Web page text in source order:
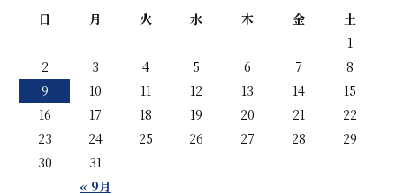
日
月 火 水 木 金 土
« 9月
1
2
3 4 5 6 7
8
9
10 11 12 13 14
15
16
17 18 19 20 21
22
23
24 25 26 27 28
29
30
31